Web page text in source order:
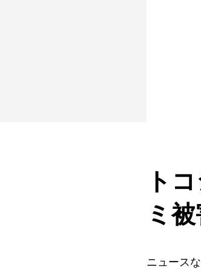
ト
ミ
ニュース